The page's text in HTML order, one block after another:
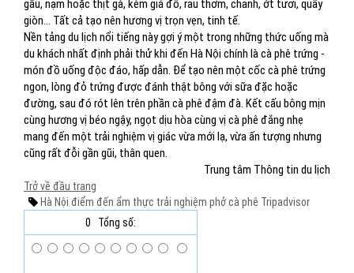
gầu, nạm hoặc thịt gà, kèm giá đỗ, rau thơm, chanh, ớt tươi, quẩy
giòn… Tất cả tạo nên hương vị trọn vẹn, tinh tế.
Nền tảng du lịch nổi tiếng này gợi ý một trong những thức uống mà
du khách nhất định phải thử khi đến Hà Nội chính là cà phê trứng -
món đồ uống độc đáo, hấp dẫn. Để tạo nên một cốc cà phê trứng
ngon, lòng đỏ trứng được đánh thật bông với sữa đặc hoặc
đường, sau đó rót lên trên phần cà phê đậm đà. Kết cấu bông mịn
cùng hương vị béo ngậy, ngọt dịu hòa cùng vị cà phê đắng nhẹ
mang đến một trải nghiệm vị giác vừa mới lạ, vừa ấn tượng nhưng
cũng rất đỗi gần gũi, thân quen.
Trung tâm Thông tin du lịch
Trở về đầu trang
Hà Nội điểm đến ẩm thực trải nghiệm phởcà phê Tripadvisor
0
Tổng số: